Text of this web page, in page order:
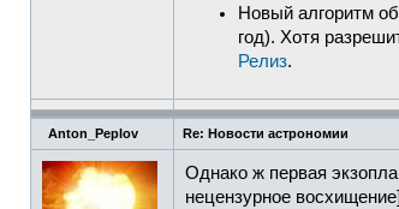
Новый алгоритм
год). Хотя
Релиз.
Anton_Peplov Re: Новости астрономии
Однако ж первая
нецензурное